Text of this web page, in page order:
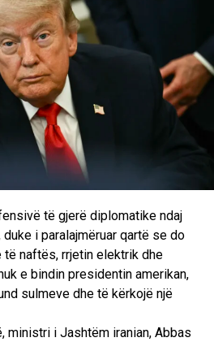
të gjerë diplomatike ndaj
i paralajmëruar qartë se do
naftës, rrjetin elektrik dhe
e bindin presidentin amerikan,
sulmeve dhe të kërkojë një
ministri i Jashtëm iranian, Abbas